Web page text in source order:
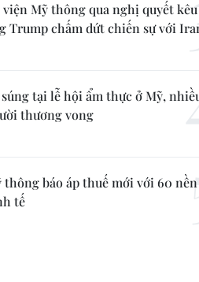
viện Mỹ thông qua nghị quyết
Trump chấm dứt chiến sự với
súng tại lễ hội ẩm thực ở Mỹ,
thương vong
thông báo áp thuế mới với 60 nền
tế